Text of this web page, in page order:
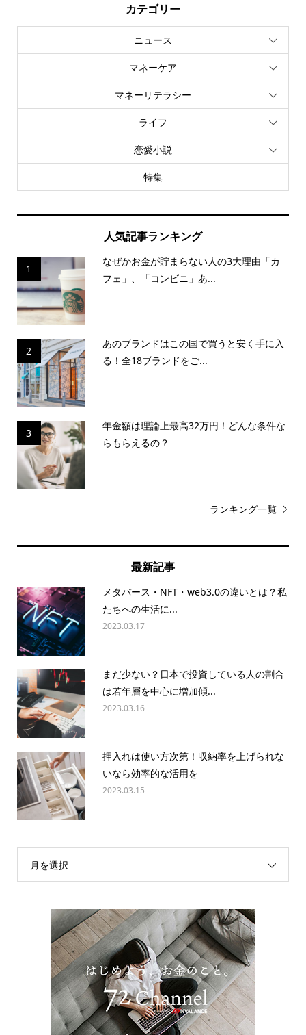
カテゴリー
ニュース
マネーケア
マネーリテラシー
ライフ
恋愛小説
特集
人気記事ランキング
1
なぜかお金が貯まらない人の3大理由「カ
フェ」、「コンビニ」あ...
2
あのブランドはこの国で買うと安く手に入
る！全18ブランドをご...
3
年金額は理論上最高32万円！どんな条件な
らもらえるの？
ランキング一覧
最新記事
メタバース・NFT・web3.0の違いとは？私
たちへの生活に...
2023.03.17
まだ少ない？日本で投資している人の割合
は若年層を中心に増加傾...
2023.03.16
押入れは使い方次第！収納率を上げられな
いなら効率的な活用を
2023.03.15
月を選択